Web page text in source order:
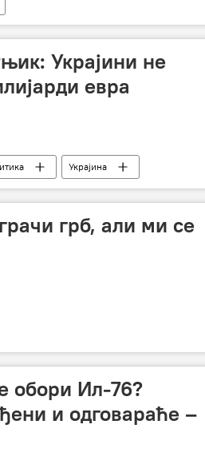
Украјини не
евра
Украјина
грб, али ми се
обори Ил-76?
и одговараће –